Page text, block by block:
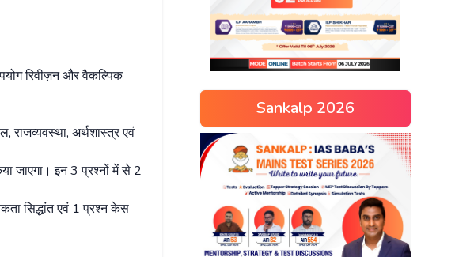
रिवीज़न और वैकल्पिक
राजव्यवस्था, अर्थशास्त्र एवं
जाएगा। इन 3 प्रश्नों में से 2
सिद्धांत एवं 1 प्रश्न केस
Sankalp 2026